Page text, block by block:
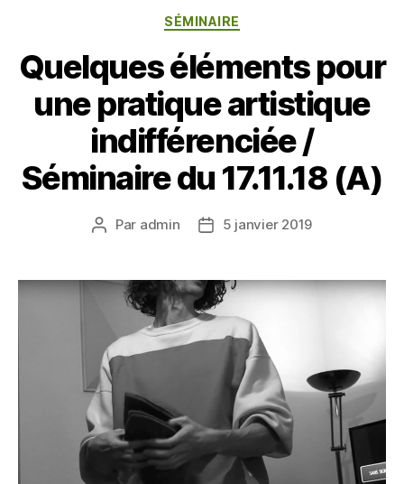
Catégories
SÉMINAIRE
Quelques éléments pour
une pratique artistique
indifférenciée /
Séminaire du 17.11.18 (A)
Auteur
Par admin
Date5 janvier 2019